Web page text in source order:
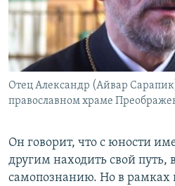
Отец Александр (Айвар
православном храме
Он говорит, что с юности
другим находить свой путь,
самопознанию. Но в рамках